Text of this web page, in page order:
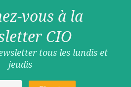
vous à la
CIO
tous les lundis et
jeudis